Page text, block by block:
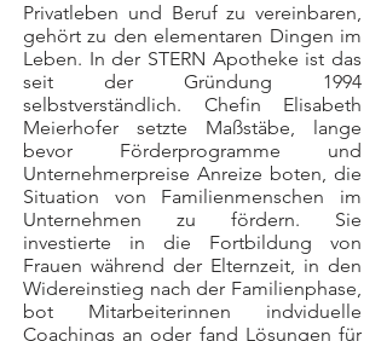
Privatleben und Beruf zu vereinbaren,
gehört zu den elementaren Dingen im
Leben. In der STERN Apotheke ist das
seit der Gründung 1994
selbstverständlich. Chefin Elisabeth
Meierhofer setzte Maßstäbe, lange
bevor Förderprogramme und
Unternehmerpreise Anreize boten, die
Situation von Familienmenschen im
Unternehmen zu fördern. Sie
investierte in die Fortbildung von
Frauen während der Elternzeit, in den
Widereinstieg nach der Familienphase,
bot Mitarbeiterinnen indviduelle
Coachings an oder fand Lösungen für